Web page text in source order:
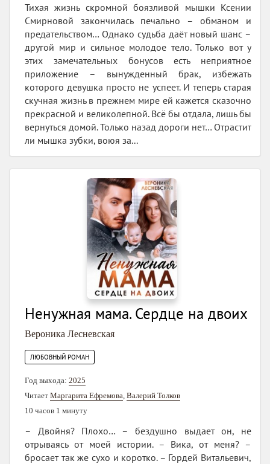
Тихая жизнь скромной боязливой мышки Ксении
Смирновой закончилась печально – обманом и
предательством… Однако судьба даёт новый шанс –
другой мир и сильное молодое тело. Только вот у
этих замечательных бонусов есть неприятное
приложение – вынужденный брак, избежать
которого девушка просто не успеет. И теперь старая
скучная жизнь в прежнем мире ей кажется сказочно
прекрасной и великолепной. Всё бы отдала, лишь бы
вернуться домой. Только назад дороги нет… Отрастит
ли мышка зубки, воюя за...
Ненужная мама. Сердце на двоих
Вероника Лесневская
ЛЮБОВНЫЙ РОМАН
Год выхода: 2025
Читает Маргарита Ефремова, Валерий Толков
10 часов 1 минуту
– Двойня? Плохо… – бездушно выдает он, не
отрываясь от моей истории. – Вика, от меня? –
бросает так же сухо и коротко. – Гордей Витальевич,